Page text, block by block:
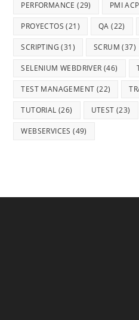
PERFORMANCE (29) PMI ACP
PROYECTOS (21) QA (22)
SCRIPTING (31) SCRUM (37)
SELENIUM WEBDRIVER (46)
TEST MANAGEMENT (22)
TUTORIAL (26) UTEST (23)
WEBSERVICES (49)